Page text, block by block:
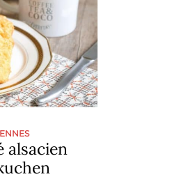
alsacien